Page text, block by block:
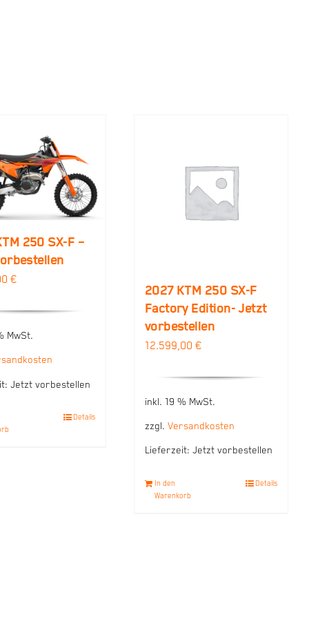
250 SX-F –
€
MwSt.
Jetzt vorbestellen
Details
2027 KTM 250 SX-F
Factory Edition- Jetzt
vorbestellen
12.599,00 €
inkl. 19 % MwSt.
zzgl. Versandkosten
Lieferzeit: Jetzt vorbestellen
In den
Warenkorb
Details